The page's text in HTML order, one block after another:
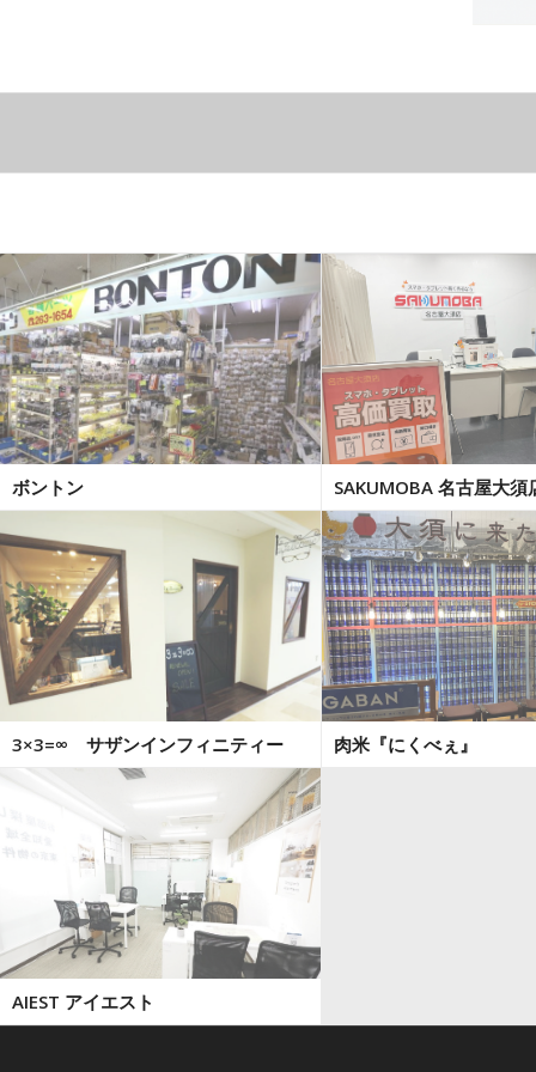
ボントン SAKUMOBA 名古屋大須
3×3=∞ サザンインフィニティー 肉米『にくべぇ』
AIEST アイエスト